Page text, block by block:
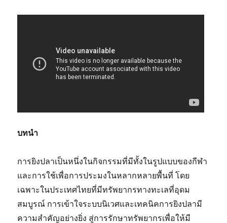
บทนำ
การยิงปลาเป็นหนึ่งในกิจกรรมที่มีทั้งในรูปแบบของกีฬา
และการใช้เพื่อการประมงในหลากหลายพื้นที่ โดย
เฉพาะในประเทศไทยที่มีทรัพยากรทางทะเลที่อุดม
สมบูรณ์ การเข้าใจระบบนิเวศและเทคนิคการยิงปลามี
ความสำคัญอย่างยิ่ง สู่การรักษาทรัพยากรเพื่อให้มี